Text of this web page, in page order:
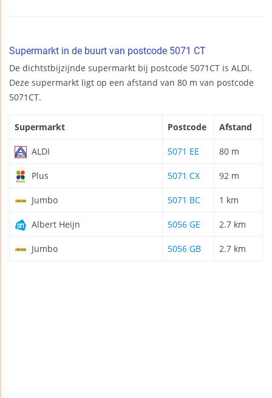
Supermarkt in de buurt van postcode 5071 CT
De dichtstbijzijnde supermarkt bij postcode 5071CT is ALDI.
Deze supermarkt ligt op een afstand van 80 m van postcode
5071CT.
Supermarkt Postcode Afstand
ALDI 5071 EE 80 m
Plus 5071 CX 92 m
Jumbo 5071 BC 1 km
Albert Heijn 5056 GE 2.7 km
Jumbo 5056 GB 2.7 km